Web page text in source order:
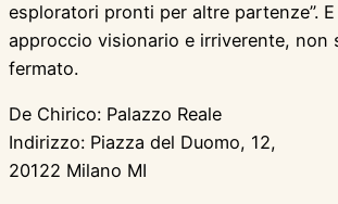
esploratori pronti per altre partenze”.
approccio visionario e irriverente, non
fermato.
De Chirico: Palazzo Reale
Indirizzo: Piazza del Duomo, 12,
20122 Milano MI